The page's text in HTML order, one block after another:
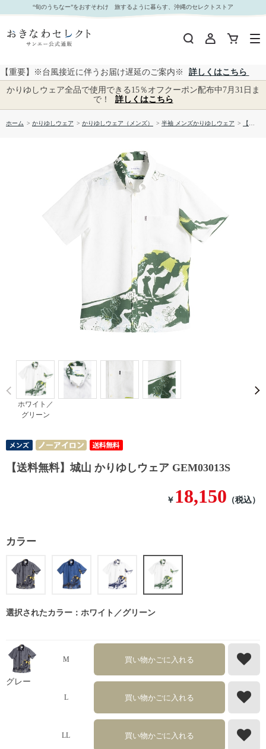
【送料無料】城山 かりゆしウェア GEM03013S｜おきなわセレクト サンエー公式通販
“旬のうちなー”をおすそわけ 旅するように暮らす、沖縄のセレクトストア
【重要】※台風接近に伴うお届け遅延のご案内※
詳しくはこちら
かりゆしウェア全品で使用できる15％オフクーポン配布中7月31日ま
で！
詳しくはこちら
ホーム > かりゆしウェア > かりゆしウェア（メンズ） > 半袖 メンズかりゆしウェア > 【送料無料】城山 かりゆしウェア GEM03013S
ホワイト／
グリーン
Prev
【送料無料】城山 かりゆしウェア GEM03013S
￥ 18,150 （税込）
カラー
選択されたカラー：ホワイト／グリーン
グレー
M 買い物かごに入れる
L 買い物かごに入れる
LL 買い物かごに入れる